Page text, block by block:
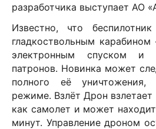
разработчика выступает АО
Известно, что
гладкоствольным
электронным спуском и
патронов. Новинка может
полного её уничтожения,
режиме. Взлёт Дрон взлетает
как самолет и может
минут. Управление дроном